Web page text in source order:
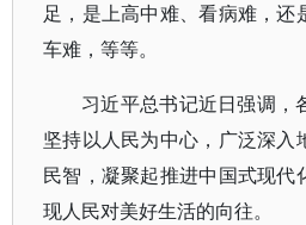
足，是上高中难、看病难，还
车难，等等。
习近平总书记近日强调，
坚持以人民为中心，广泛深入
民智，凝聚起推进中国式现代
现人民对美好生活的向往。